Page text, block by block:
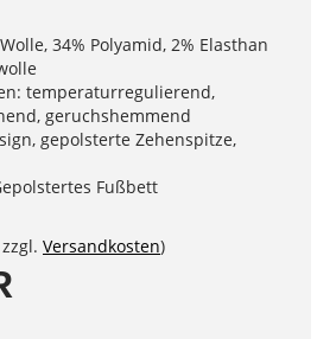
34% Polyamid, 2% Elasthan
temperaturregulierend,
geruchshemmend
gepolsterte Zehenspitze,
Fußbett
Versandkosten)